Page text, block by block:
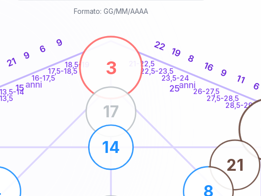
Formato: GG/MM/AAAA
20
13,5-14
16-17,5
17,5-18,5
18,5-19 21-22,5
22,5-23,5
23,5-24
26-27,5
27,5-28,5
28,5-29
21 9
6
9 22 19 8
16 9
11
6
3
17
14
21
8
15anni 25anni